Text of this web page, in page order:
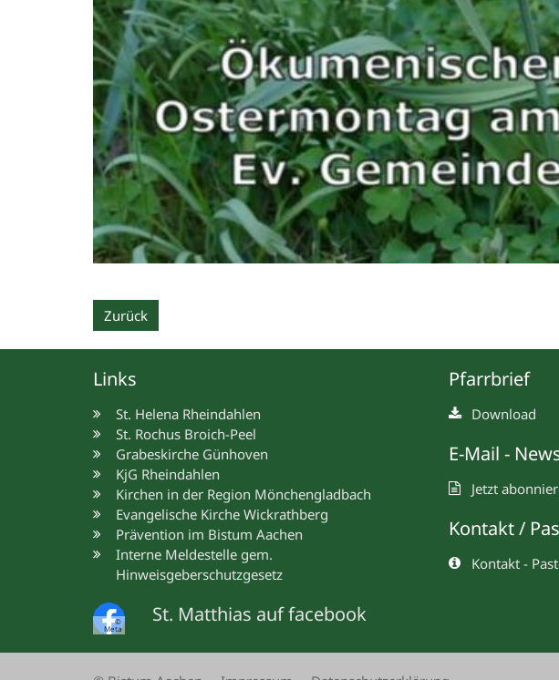
Zurück
Links
St. Helena Rheindahlen
St. Rochus Broich-Peel
Grabeskirche Günhoven
KjG Rheindahlen
Kirchen in der Region Mönchengladbach
Evangelische Kirche Wickrathberg
Prävention im Bistum Aachen
Interne Meldestelle gem.
Hinweisgeberschutzgesetz
©
Meta
St. Matthias auf facebook
Pfarrbrief
Download
E-Mail -
Jetzt
Kontakt /
Kontakt -